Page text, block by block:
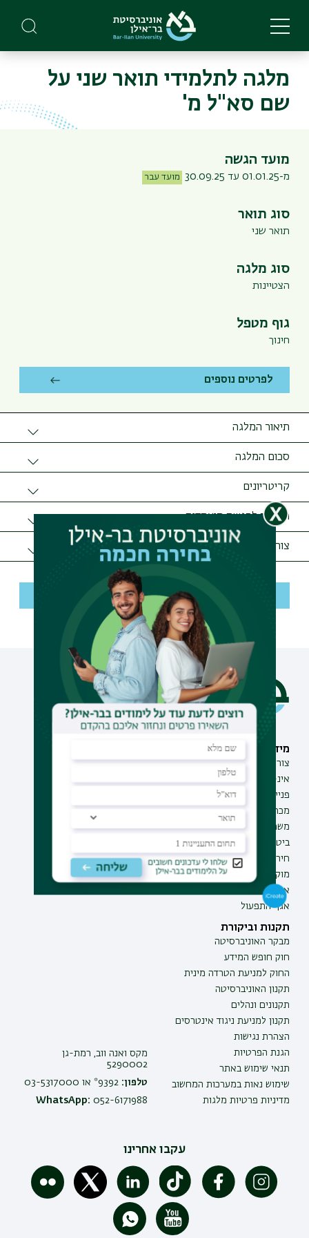
main
מלגה לתלמידי תואר שני על
שם סא"ל מ'
מועד הגשה
מ-01.01.25 עד 30.09.25 מועד עבר
סוג תואר
תואר שני
סוג מלגה
הצטיינות
גוף מטפל
חינוך
לפרטים נוספים
תיאור המלגה
הפקולטה לחינוך מעניקה לתלמידי תואר שני הלומדים בתכנית
המקדמה. תכנית על שם סא"ל מ' היא תכנית בתואר השני
בתכנית מנהיגות וניהול מערכות חינוך.
סכום המלגה
קריטריונים
סטודנט רשום לתכנית הלימודים על שם סא"ל מ'.
הנחיות להגשת מועמדות
לקבלת פרטים והגש תמועמדות יש ליצור קשר עם מזכירות
התכנית כמפורט מטה.
צור קשר
מידע וסיוע
צור קשר
אינ-בר מידע אישי לסטודנט
פנייה למנהל האתר
מכרזים
משרות בבר-אילן
ביטחון ובטיחות
חירום ועזרה ראשונה
מוקד בקרה לדיווחים
אגף התקשוב
אגף התפעול
תואר ראשון
תוכניות העשרה
תקנות וביקורת
מבקר האוניברסיטה
חוק חופש המידע
החוק למניעת הטרדה מינית
תקנון האוניברסיטה
תקנונים ונהלים
תקנון למניעת ניגוד אינטרסים
הצהרת נגישות
הגנת הפרטיות
תנאי שימוש באתר
שימוש נאות במערכות המחשוב
מדיניות פרטיות מלגות
מקס ואנה ווב, רמת-גן
5290002
טלפון: 9392* או 03-5317000
WhatsApp: 052-6171988
עקבו אחרינו